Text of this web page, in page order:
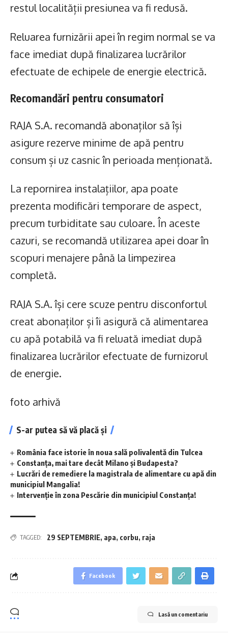
restul localității presiunea va fi redusă.
Reluarea furnizării apei în regim normal se va
face imediat după finalizarea lucrărilor
efectuate de echipele de energie electrică.
Recomandări pentru consumatori
RAJA S.A. recomandă abonaților să își
asigure rezerve minime de apă pentru
consum și uz casnic în perioada menționată.
La repornirea instalațiilor, apa poate
prezenta modificări temporare de aspect,
precum turbiditate sau culoare. În aceste
cazuri, se recomandă utilizarea apei doar în
scopuri menajere până la limpezirea
completă.
RAJA S.A. își cere scuze pentru disconfortul
creat abonaților și îi asigură că alimentarea
cu apă potabilă va fi reluată imediat după
finalizarea lucrărilor efectuate de furnizorul
de energie.
foto arhivă
S-ar putea să vă placă și
România face istorie în noua sală polivalentă din Tulcea
Constanța, mai tare decât Milano și Budapesta?
Lucrări de remediere la magistrala de alimentare cu apă din
municipiul Mangalia!
Intervenție în zona Pescărie din municipiul Constanța!
TAGGED: 29 SEPTEMBRIE, apa, corbu, raja
Facebook
Lasă un comentariu